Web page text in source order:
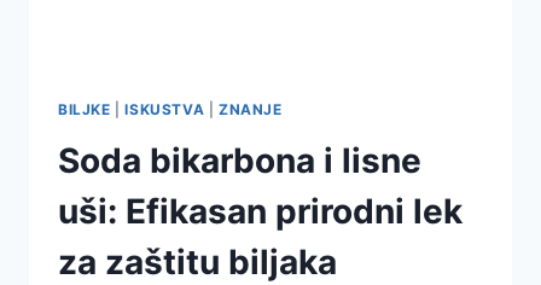
BILJKE |ISKUSTVA ZNANJE
Soda bikarbona i lisne
uši: Efikasan prirodni lek
za zaštitu biljaka